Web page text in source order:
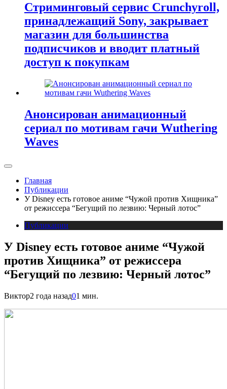
Стриминговый сервис Crunchyroll,
принадлежащий Sony, закрывает
магазин для большинства
подписчиков и вводит платный
доступ к покупкам
Анонсирован анимационный
сериал по мотивам гачи Wuthering
Waves
Главная
Публикации
У Disney есть готовое аниме “Чужой против Хищника”
от режиссера “Бегущий по лезвию: Черный лотос”
Публикации
У Disney есть готовое аниме “Чужой
против Хищника” от режиссера
“Бегущий по лезвию: Черный лотос”
Виктор2 года назад01 мин.